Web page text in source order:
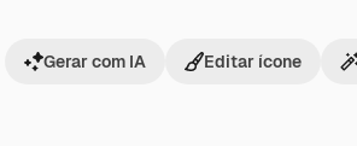
Gerar com IA Editar ícone